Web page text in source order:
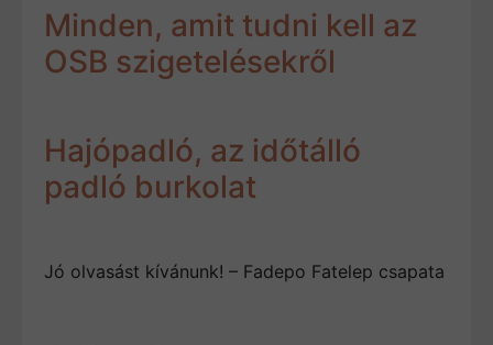
Minden, amit tudni kell az
OSB szigetelésekről
Hajópadló, az időtálló
padló burkolat
Jó olvasást kívánunk! – Fadepo Fatelep csapata